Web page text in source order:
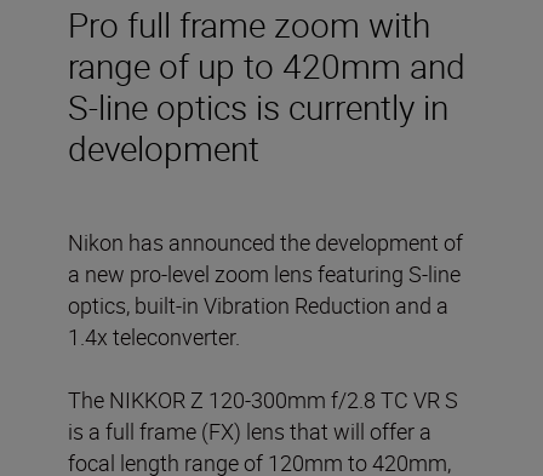
Pro full frame zoom with
range of up to 420mm and
S-line optics is currently in
development
Nikon has announced the development of
a new pro-level zoom lens featuring S-line
optics, built-in Vibration Reduction and a
1.4x teleconverter.
The NIKKOR Z 120-300mm f/2.8 TC VR S
is a full frame (FX) lens that will offer a
focal length range of 120mm to 420mm,